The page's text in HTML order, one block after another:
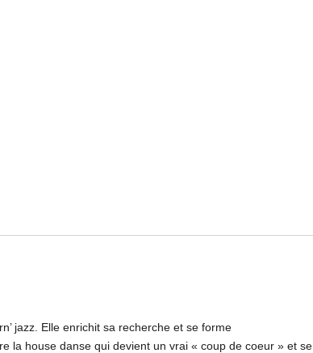
jazz. Elle enrichit sa recherche et se forme
la house danse qui devient un vrai « coup de coeur » et se